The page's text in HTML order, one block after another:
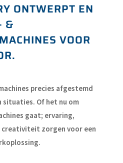
ONTWERPT EN
&
VOOR
precies afgestemd
situaties. Of het nu om
gaat; ervaring,
zorgen voor een